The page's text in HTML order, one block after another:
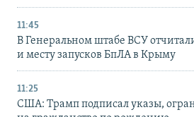
11:45
В Генеральном штабе ВСУ
и месту запусков БпЛА в Крыму
11:25
США: Трамп подписал указы,